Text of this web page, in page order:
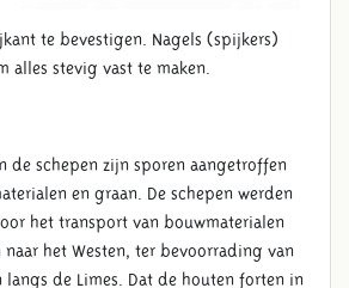
te bevestigen. Nagels (spijkers)
alles stevig vast te maken.
de schepen zijn sporen aangetroffen
en graan. De schepen werden
het transport van bouwmaterialen
naar het Westen, ter bevoorrading van
langs de Limes. Dat de houten forten in